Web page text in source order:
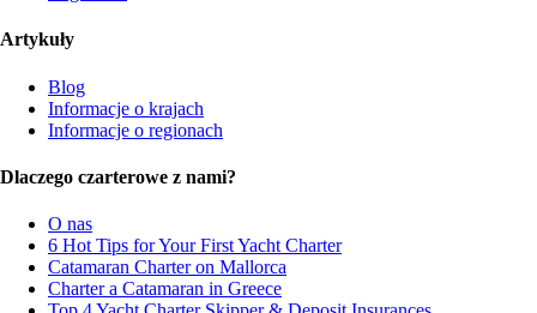
Artykuły
Blog
Informacje o krajach
Informacje o regionach
Dlaczego czarterowe z nami?
O nas
6 Hot Tips for Your First Yacht Charter
Catamaran Charter on Mallorca
Charter a Catamaran in Greece